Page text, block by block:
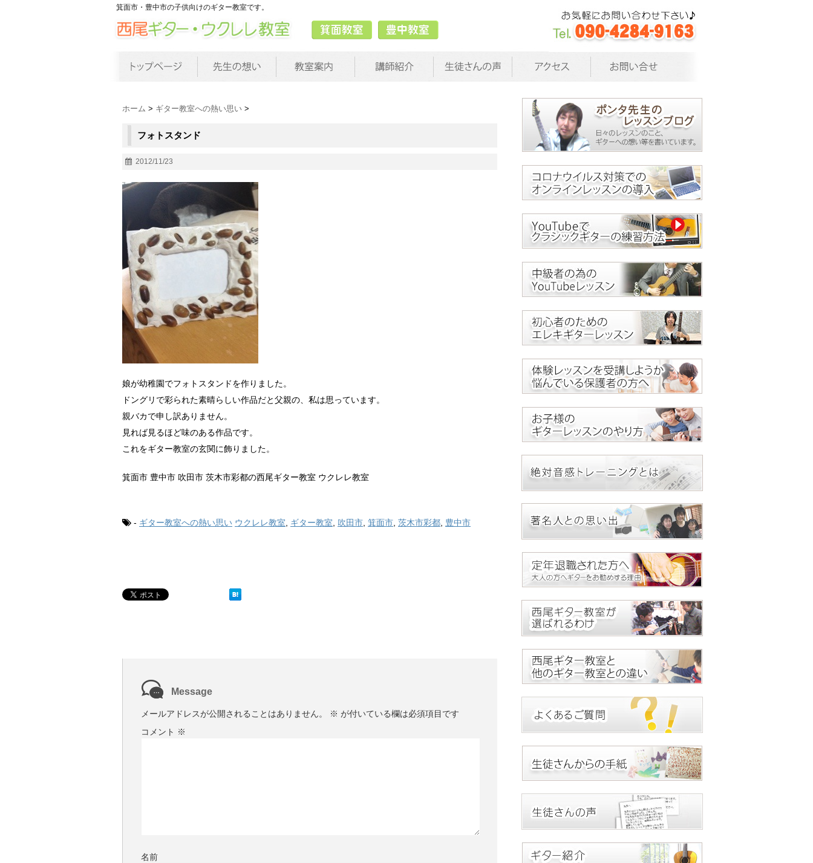
箕面市・豊中市の子供向けのギター教室です。
ホーム > ギター教室への熱い思い >
フォトスタンド
2012/11/23
娘が幼稚園でフォトスタンドを作りました。
ドングリで彩られた素晴らしい作品だと父親の、私は思っています。
親バカで申し訳ありません。
見れば見るほど味のある作品です。
これをギター教室の玄関に飾りました。
箕面市 豊中市 吹田市 茨木市彩都の西尾ギター教室 ウクレレ教室
- ギター教室への熱い思い ウクレレ教室 ギター教室 吹田市 箕面市 茨木市彩都 豊中市
Message
メールアドレスが公開されることはありません。 ※ が付いている欄は必須項目です
コメント ※
名前